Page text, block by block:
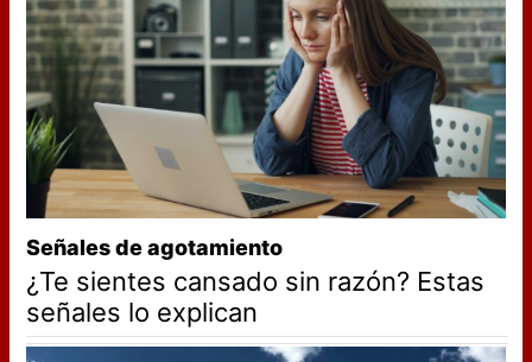
Señales de agotamiento
¿Te sientes cansado sin razón? Estas
señales lo explican